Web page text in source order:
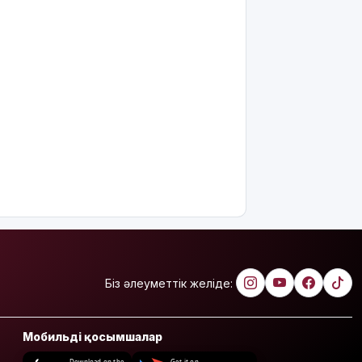
Біз әлеуметтік желіде:
Мобильді қосымшалар